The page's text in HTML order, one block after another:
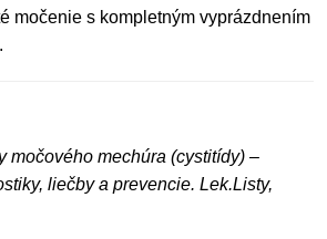
močenie s kompletným vyprázdnením
močového mechúra (cystitídy) –
liečby a prevencie. Lek.Listy,